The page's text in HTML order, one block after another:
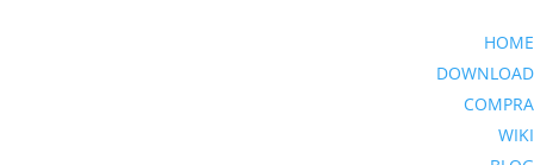
HOME
DOWNLOAD
COMPRA
WIKI